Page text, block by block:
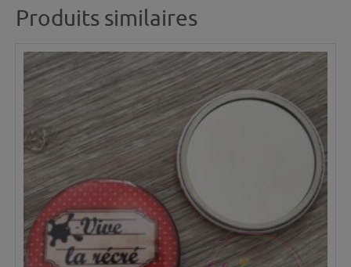
Produits similaires